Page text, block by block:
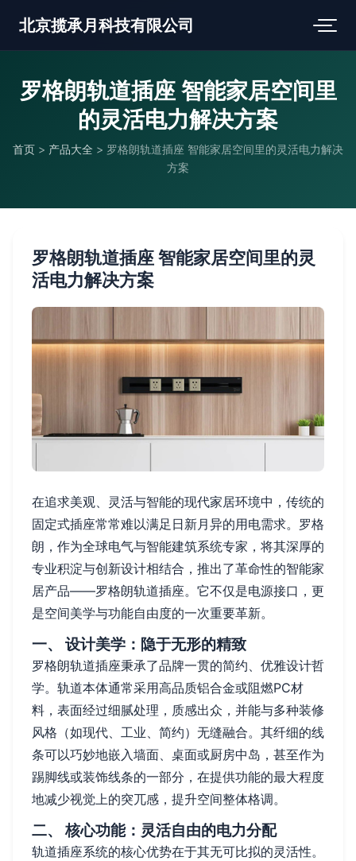
北京揽承月科技有限公司
罗格朗轨道插座 智能家居空间里
的灵活电力解决方案
首页 > 产品大全 > 罗格朗轨道插座 智能家居空间里的灵活电力解决
方案
罗格朗轨道插座 智能家居空间里的灵
活电力解决方案
在追求美观、灵活与智能的现代家居环境中，传统的
固定式插座常常难以满足日新月异的用电需求。罗格
朗，作为全球电气与智能建筑系统专家，将其深厚的
专业积淀与创新设计相结合，推出了革命性的智能家
居产品——罗格朗轨道插座。它不仅是电源接口，更
是空间美学与功能自由度的一次重要革新。
一、 设计美学：隐于无形的精致
罗格朗轨道插座秉承了品牌一贯的简约、优雅设计哲
学。轨道本体通常采用高品质铝合金或阻燃PC材
料，表面经过细腻处理，质感出众，并能与多种装修
风格（如现代、工业、简约）无缝融合。其纤细的线
条可以巧妙地嵌入墙面、桌面或厨房中岛，甚至作为
踢脚线或装饰线条的一部分，在提供功能的最大程度
地减少视觉上的突兀感，提升空间整体格调。
二、 核心功能：灵活自由的电力分配
轨道插座系统的核心优势在于其无可比拟的灵活性。